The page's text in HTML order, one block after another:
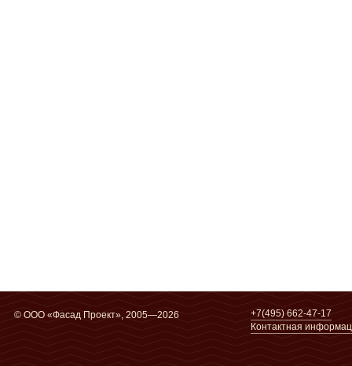
© ООО «Фасад Проект», 2005—2026
+7(495) 662-47-17
Контактная